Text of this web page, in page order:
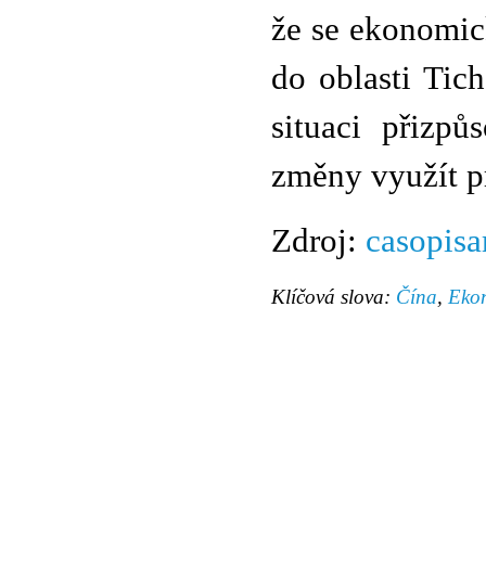
že se
do oblasti
situaci
změny využít
Zdroj:
Klíčová slova: Čína,